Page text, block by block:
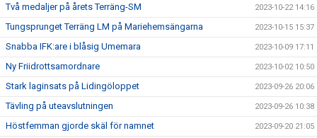
Två medaljer på årets Terräng-SM 2023-10-22 14:16
Tungsprunget Terräng LM på Mariehemsängarna 2023-10-15 15:37
Snabba IFK:are i blåsig Umemara 2023-10-09 17:11
Ny Friidrottsamordnare 2023-10-02 10:50
Stark laginsats på Lidingöloppet 2023-09-26 20:06
Tävling på uteavslutningen 2023-09-26 10:38
Höstfemman gjorde skäl för namnet 2023-09-20 21:05